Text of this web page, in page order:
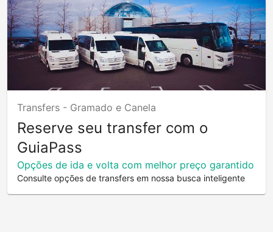
Transfers - Gramado e Canela
Reserve seu transfer com o
GuiaPass
Opções de ida e volta com melhor preço garantido
Consulte opções de transfers em nossa busca inteligente